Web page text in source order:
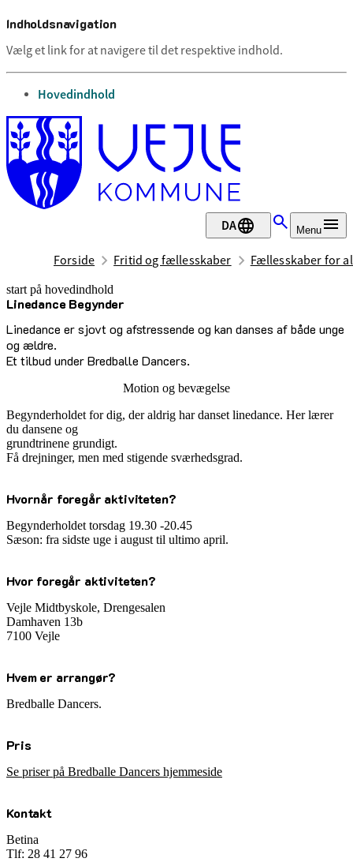
Indholdsnavigation
Vælg et link for at navigere til det respektive indhold.
gå til
Hovedindhold
DA Menu
Forside Fritid og fællesskaber Fællesskaber for
start på hovedindhold
Linedance Begynder
Linedance er sjovt og afstressende og kan danses af både unge
og ældre.
Et tilbud under Bredballe Dancers.
senest opdateret 2. juli 2026
Motion og bevægelse
Begynderholdet for dig, der aldrig har danset linedance. Her lærer
du dansene og
grundtrinene grundigt.
Få drejninger, men med stigende sværhedsgrad.
Hvornår foregår aktiviteten?
Begynderholdet torsdag 19.30 -20.45
Sæson: fra sidste uge i august til ultimo april.
Hvor foregår aktiviteten?
Vejle Midtbyskole, Drengesalen
Damhaven 13b
7100 Vejle
Hvem er arrangør?
Bredballe Dancers.
Pris
Se priser på Bredballe Dancers hjemmeside
Kontakt
Betina
Tlf: 28 41 27 96